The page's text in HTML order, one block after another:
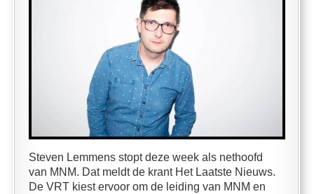
Steven Lemmens stopt deze week als nethoofd
van MNM. Dat meldt de krant Het Laatste Nieuws.
De VRT kiest ervoor om de leiding van MNM en